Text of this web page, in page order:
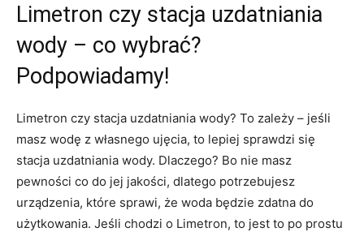
Limetron czy stacja uzdatniania
wody – co wybrać?
Podpowiadamy!
Limetron czy stacja uzdatniania wody? To zależy – jeśli
masz wodę z własnego ujęcia, to lepiej sprawdzi się
stacja uzdatniania wody. Dlaczego? Bo nie masz
pewności co do jej jakości, dlatego potrzebujesz
urządzenia, które sprawi, że woda będzie zdatna do
użytkowania. Jeśli chodzi o Limetron, to jest to po prostu